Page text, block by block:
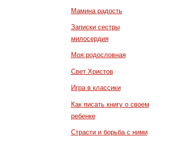
Мамина радость
Записки сестры
милосердия
Моя родословная
Свет Христов
Игра в классики
Как писать книгу о своем
ребенке
Страсти и борьба с ними